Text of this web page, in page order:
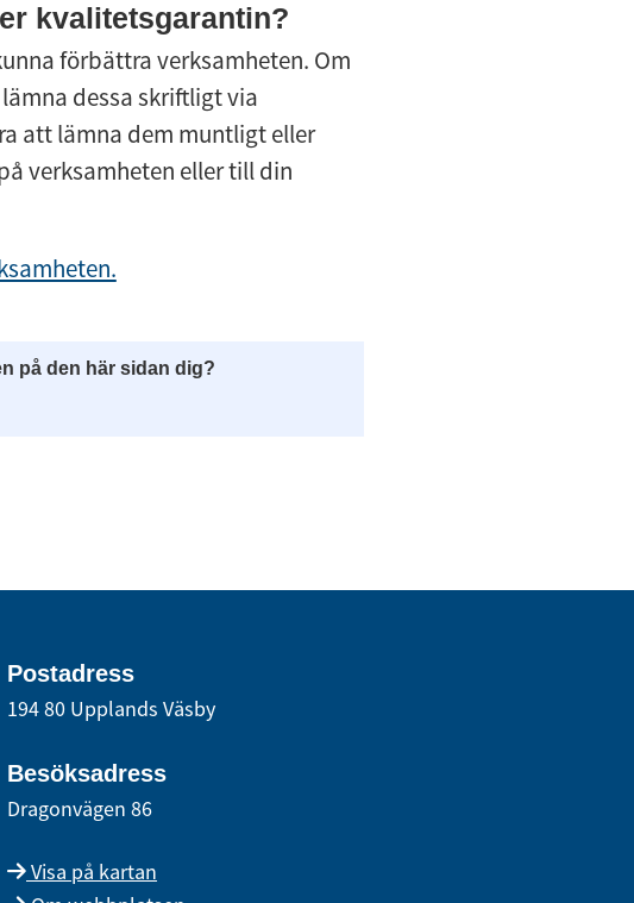
kvalitetsgarantin?
förbättra verksamheten. Om
dessa skriftligt via
att lämna dem muntligt eller
verksamheten eller till din
på den här sidan dig?
Postadress
194 80 Upplands Väsby
Besöksadress
Dragonvägen 86
Visa på kartan